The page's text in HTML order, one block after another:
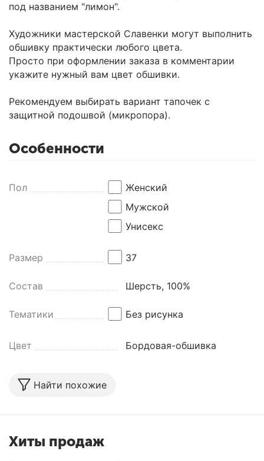
под названием "лимон".
Художники мастерской Славенки могут выполнить
обшивку практически любого цвета.
Просто при оформлении заказа в комментарии
укажите нужный вам цвет обшивки.
Рекомендуем выбирать вариант тапочек с
защитной подошвой (микропора).
Особенности
Пол
Женский
Мужской
Унисекс
Размер 37
Состав Шерсть, 100%
Тематики Без рисунка
Цвет Бордовая-обшивка
Найти похожие
Хиты продаж